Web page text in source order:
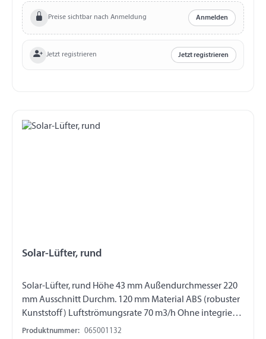
Preise sichtbar nach Anmeldung Anmelden
Jetzt registrieren Jetzt registrieren
Solar-Lüfter, rund
Solar-Lüfter, rund Höhe 43 mm Außendurchmesser 220
mm Ausschnitt Durchm. 120 mm Material ABS (robuster
Kunststoff) Luftströmungsrate 70 m3/h Ohne integrierte
Batterie
Produktnummer: 065001132